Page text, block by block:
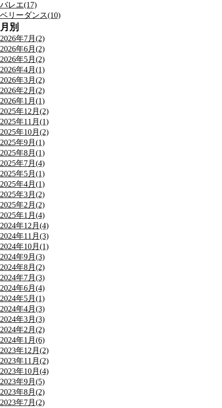
バレエ(17)
ベリーダンス(10)
月別
2026年7月(2)
2026年6月(2)
2026年5月(2)
2026年4月(1)
2026年3月(2)
2026年2月(2)
2026年1月(1)
2025年12月(2)
2025年11月(1)
2025年10月(2)
2025年9月(1)
2025年8月(1)
2025年7月(4)
2025年5月(1)
2025年4月(1)
2025年3月(2)
2025年2月(2)
2025年1月(4)
2024年12月(4)
2024年11月(3)
2024年10月(1)
2024年9月(3)
2024年8月(2)
2024年7月(3)
2024年6月(4)
2024年5月(1)
2024年4月(3)
2024年3月(3)
2024年2月(2)
2024年1月(6)
2023年12月(2)
2023年11月(2)
2023年10月(4)
2023年9月(5)
2023年8月(2)
2023年7月(2)